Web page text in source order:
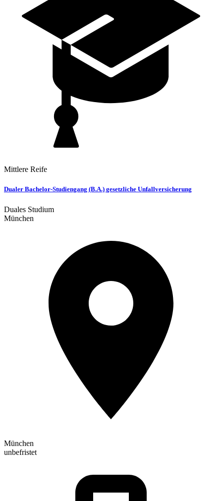
Mittlere Reife
Dualer Bachelor-Studiengang (B.A.) gesetzliche Unfallversicherung
Duales Studium
München
München
unbefristet